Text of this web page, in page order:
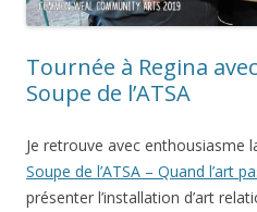
Tournée à Regina
Soupe de l’ATSA
Je retrouve avec enthousiasme
Soupe de l’ATSA – Quand l’art
présenter l’installation d’art